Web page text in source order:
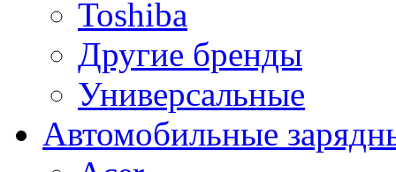
Toshiba
Другие бренды
Универсальные
Автомобильные